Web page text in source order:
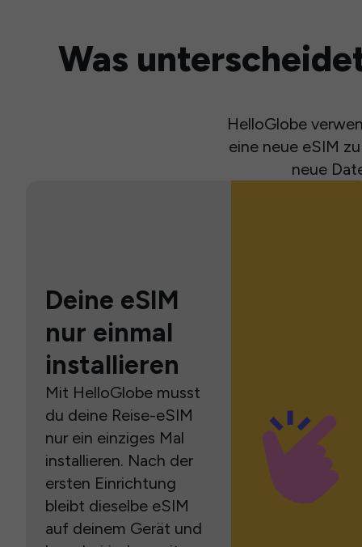
Was
HelloGlobe
eine neue eSIM
neue
Deine eSIM
nur einmal
installieren
Mit HelloGlobe musst
du deine Reise-eSIM
nur ein einziges Mal
installieren. Nach der
ersten Einrichtung
bleibt dieselbe eSIM
auf deinem Gerät und